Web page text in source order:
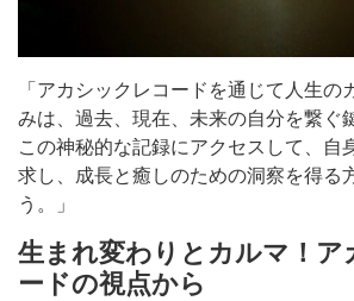
「アカシックレコードを通じて人生の
みは、過去、現在、未来の自分を繋ぐ
この神秘的な記録にアクセスして、自
求し、成長と癒しのための洞察を得る
う。」
生まれ変わりとカルマ！ア
ードの視点から